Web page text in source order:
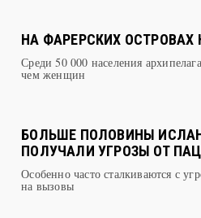
НА ФАРЕРСКИХ ОСТРОВАХ
Среди 50 000 населения
БОЛЬШЕ ПОЛОВИНЫ
ПОЛУЧАЛИ УГРОЗЫ ОТ